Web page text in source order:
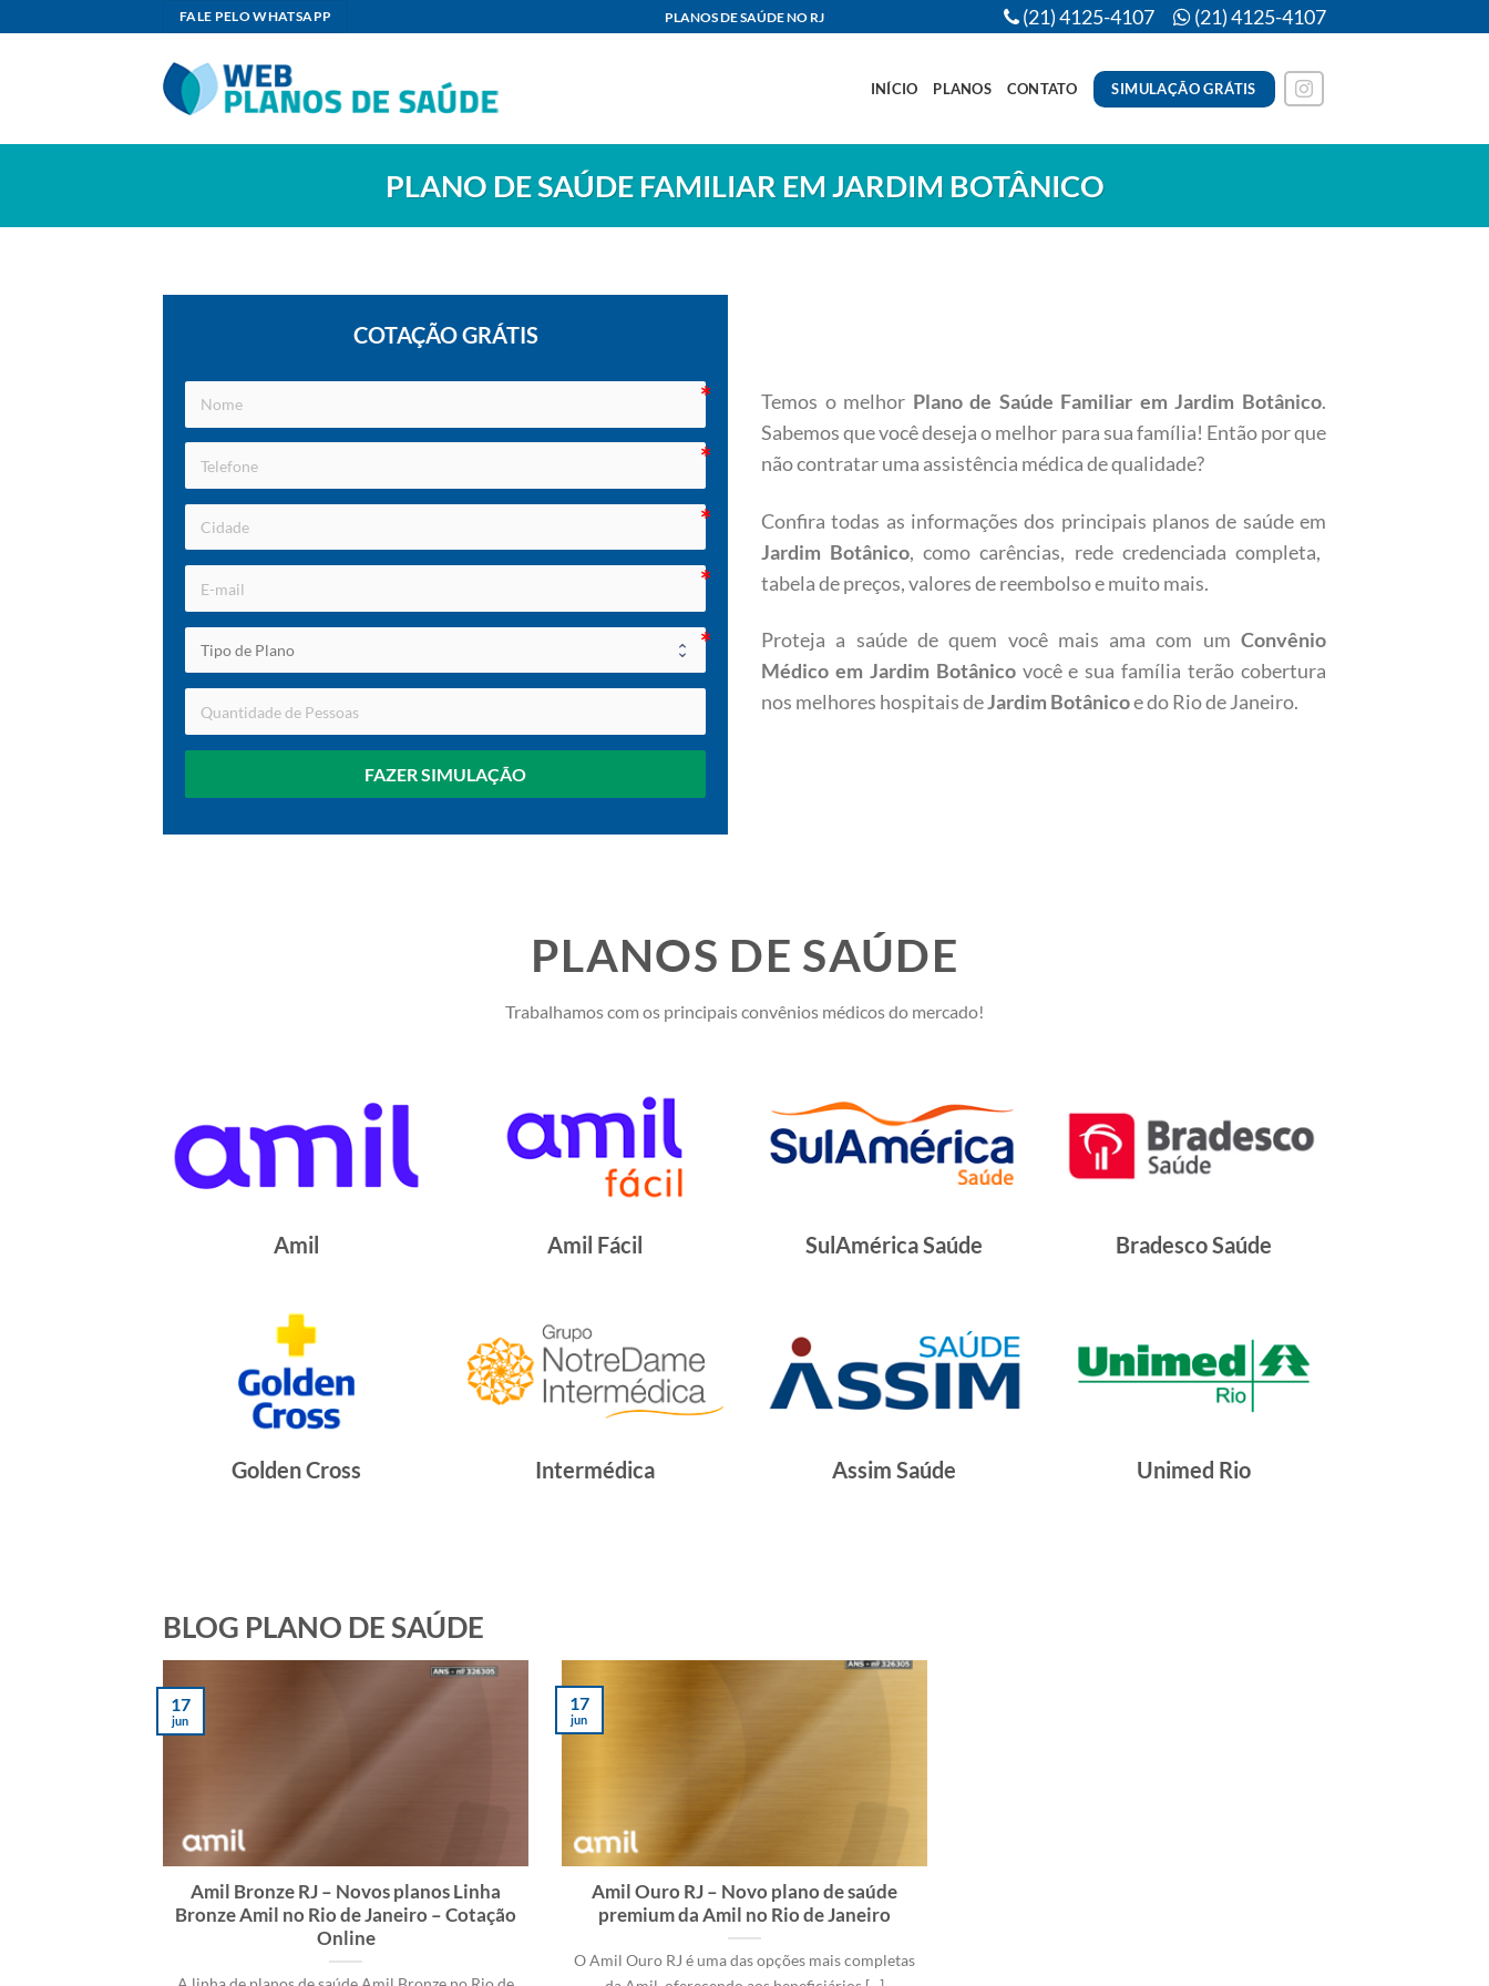
FALE PELO WHATSAPP PLANOS DE SAÚDE NO RJ (21) 4125-4107 (21) 4125-4107
INÍCIO PLANOS CONTATO SIMULAÇÃO GRÁTIS
PLANO DE SAÚDE FAMILIAR EM JARDIM BOTÂNICO
COTAÇÃO GRÁTIS
FAZER SIMULAÇÃO
Temos o melhor Plano de Saúde Familiar em Jardim Botânico.
Sabemos que você deseja o melhor para sua família! Então por que
não contratar uma assistência médica de qualidade?
Confira todas as informações dos principais planos de saúde em
Jardim Botânico, como carências, rede credenciada completa,
tabela de preços, valores de reembolso e muito mais.
Proteja a saúde de quem você mais ama com um Convênio
Médico em Jardim Botânico você e sua família terão cobertura
nos melhores hospitais deJardim Botânicoe do Rio de Janeiro.
PLANOS DE SAÚDE
Trabalhamos com os principais convênios médicos do mercado!
Amil Amil Fácil SulAmérica Saúde Bradesco Saúde
Golden Cross Intermédica Assim Saúde Unimed Rio
BLOG PLANO DE SAÚDE
Amil Bronze RJ – Novos planos Linha
Bronze Amil no Rio de Janeiro – Cotação
Online
17
jun
Amil Ouro RJ – Novo plano de saúde
premium da Amil no Rio de Janeiro
O Amil Ouro RJ é uma das opções mais completas
17
jun